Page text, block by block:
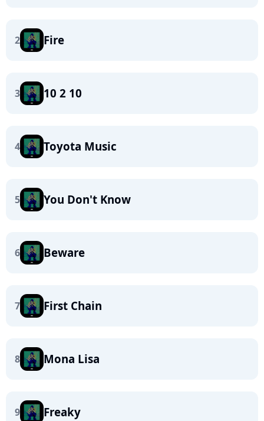
2 Fire
3 10 2 10
4 Toyota Music
5 You Don't Know
6 Beware
7 First Chain
8 Mona Lisa
9 Freaky